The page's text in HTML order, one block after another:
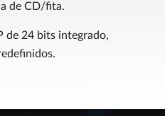
de CD/fita.
de 24 bits integrado,